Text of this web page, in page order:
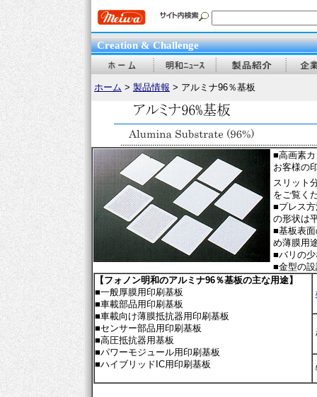
Creation & Challenge
ホーム > 製品情報 > アルミナ96％基板
■高画素
お客様の
スリット
をご覧く
■プレス
の形状は
■基板表
め薄膜用
■バリの
■金型の
【フォノン明和のアルミナ96％基板の主な用途】
■一般厚膜用印刷基板
■車載部品用印刷基板
■車載向け薄膜抵抗器用印刷基板
■センサー部品用印刷基板
■高圧抵抗器用基板
■パワーモジュール用印刷基板
■ハイブリッドIC用印刷基板